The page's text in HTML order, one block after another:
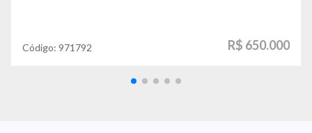
Código: 971792 R$ 650.000